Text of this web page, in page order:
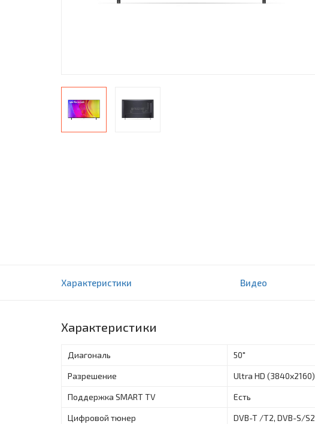
Характеристики Видео
Характеристики
Диагональ 50"
Разрешение Ultra HD (3840x2160)
Поддержка SMART TV Есть
Цифровой тюнер DVB-T /Т2, DVB-S/S2